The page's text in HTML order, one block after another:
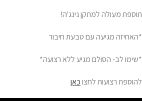
תוספת מעולה למתקן נינג'ה!
*האחיזה מגיעה עם טבעת חיבור
*שימו לב- הסולם מגיע ללא רצועה*
להוספת רצועות לחצוכאן